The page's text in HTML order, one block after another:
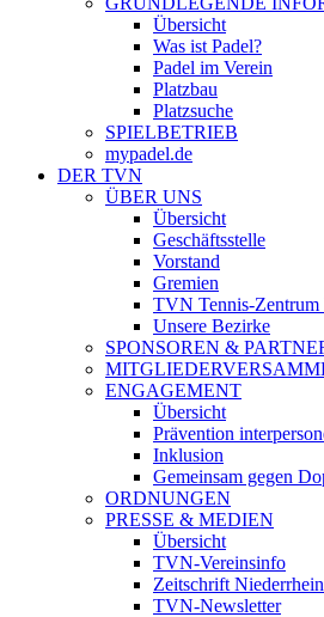
Übersicht
Was ist Padel?
Padel im Verein
Platzbau
Platzsuche
SPIELBETRIEB
mypadel.de
DER TVN
ÜBER UNS
Übersicht
Geschäftsstelle
Vorstand
Gremien
TVN Tennis-Zentrum
Unsere Bezirke
SPONSOREN &
ENGAGEMENT
Übersicht
Prävention
Inklusion
Gemeinsam gegen
ORDNUNGEN
PRESSE & MEDIEN
Übersicht
TVN-Vereinsinfo
Zeitschrift
TVN-Newsletter